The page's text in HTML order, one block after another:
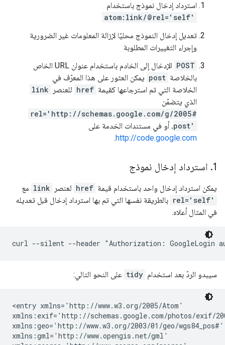
استرداد إدخال نموذج باستخدام
atom:link/@rel='self'
تعديل إدخال النموذج محليًا لإزالة المعلومات غير الضرورية
وإجراء التغييرات المطلوبة
POST
الإدخال إلى الخادم باستخدام عنوان URL الخاص
بالخلاصة post يمكن العثور على هذا المعرّف في
الخلاصة التي تم استرجاعها كقيمة href للعنصر
link
الذي يتضمّن
rel='http://schemas.google.com/g/2005#
post'، أو في مستندات الخدمة على
http://code.google.com
.
1
. استرداد إدخال نموذج
يمكن استرداد إدخال واحد باستخدام قيمة href لعنصر link مع
rel='self' بالطريقة نفسها التي تم بها استرداد إدخال قبل تعديله
في المثال أعلاه.
سيبدو الردّ بعد استخدام tidy على النحو التالي:
<entry xmlns='http://www.w3.org/2005/Atom'
xmlns:exif='http://schemas.google.com/photos/exif/
xmlns:geo='http://www.w3.org/2003/01/geo/wgs84_pos#'
xmlns:gml='http://www.opengis.net/gml'